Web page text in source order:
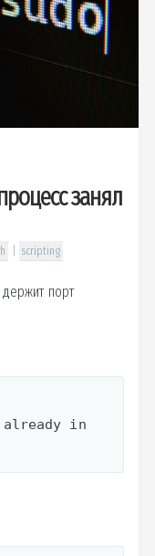
занял
scripting
порт
already in